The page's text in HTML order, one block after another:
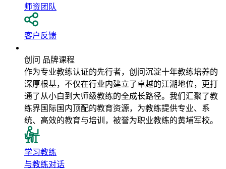
师资团队
客户反馈
创问 品牌课程
作为专业教练认证的先行者，创问沉淀十年教练培养的
深厚根基，不仅在行业内建立了卓越的江湖地位，更打
通了从小白到大师级教练的全成长路径。我们汇聚了教
练界国际国内顶配的教育资源，为教练提供专业、系
统、高效的教育与培训，被誉为职业教练的黄埔军校。
学习教练
与教练对话